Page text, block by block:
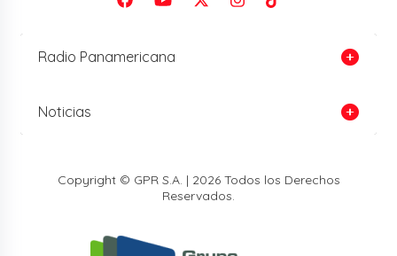
Radio Panamericana
Noticias
Copyright © GPR S.A. | 2026 Todos los Derechos
Reservados.